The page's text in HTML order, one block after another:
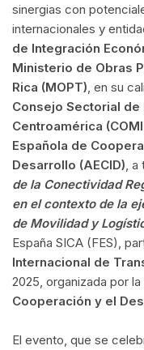
sinergias con
internacionales y
de Integración
Ministerio de Obras
Rica (MOPT) , en su
Consejo Sectorial
Centroamérica
Española de
Desarrollo (AECID) ,
de la Conectividad
en el contexto de la
de Movilidad y
España SICA (FES),
Internacional de
2025, organizada por la
Cooperación y el
El evento, que se